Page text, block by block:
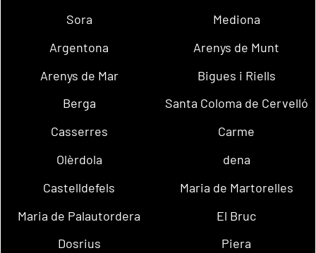
Sora
Mediona
Argentona
Arenys de Munt
Arenys de Mar
Bigues i Riells
Berga
Santa Coloma de Cervelló
Casserres
Carme
Olèrdola
dena
Castelldefels
Maria de Martorelles
Maria de Palautordera
El Bruc
Dosrius
Piera